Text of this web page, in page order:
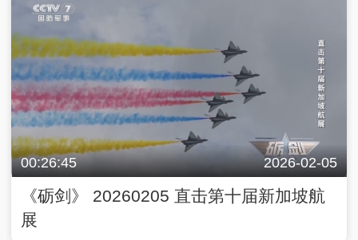
00:26:45 2026-02-05
《砺剑》 20260205 直击第十届新加坡航
展